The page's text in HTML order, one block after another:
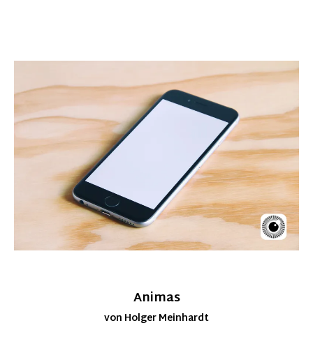
Animas
von Holger Meinhardt